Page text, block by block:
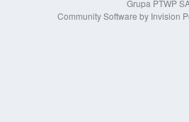
Grupa PTWP
Community Software by Invision